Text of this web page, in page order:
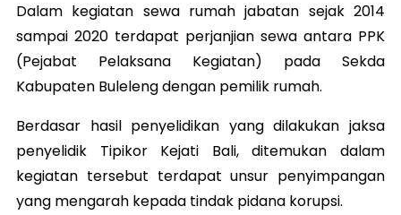
Dalam kegiatan sewa rumah jabatan sejak 2014
sampai 2020 terdapat perjanjian sewa antara PPK
(Pejabat Pelaksana Kegiatan) pada Sekda
Kabupaten Buleleng dengan pemilik rumah.
Berdasar hasil penyelidikan yang dilakukan jaksa
penyelidik Tipikor Kejati Bali, ditemukan dalam
kegiatan tersebut terdapat unsur penyimpangan
yang mengarah kepada tindak pidana korupsi.